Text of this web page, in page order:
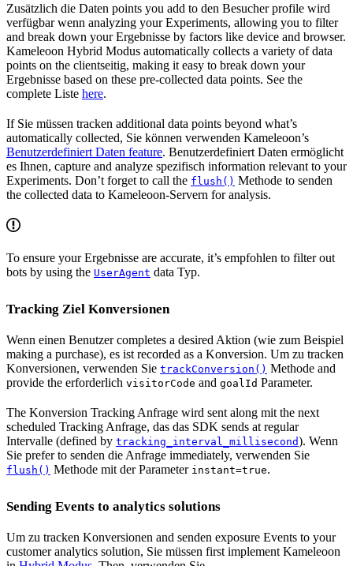
Zusätzlich die Daten points you add to den Besucher profile wird
verfügbar wenn analyzing your Experiments, allowing you to filter
and break down your Ergebnisse by factors like device and browser.
Kameleoon Hybrid Modus automatically collects a variety of data
points on the clientseitig, making it easy to break down your
Ergebnisse based on these pre-collected data points. See the
complete Liste here.
If Sie müssen tracken additional data points beyond what’s
automatically collected, Sie können verwenden Kameleoon’s
Benutzerdefiniert Daten feature. Benutzerdefiniert Daten ermöglicht
es Ihnen, capture and analyze spezifisch information relevant to your
Experiments. Don’t forget to call the flush() Methode to senden
the collected data to Kameleoon-Servern for analysis.
To ensure your Ergebnisse are accurate, it’s empfohlen to filter out
bots by using the UserAgent data Typ.
Tracking Ziel Konversionen
Wenn einen Benutzer completes a desired Aktion (wie zum Beispiel
making a purchase), es ist recorded as a Konversion. Um zu tracken
Konversionen, verwenden Sie trackConversion() Methode and
provide the erforderlich visitorCode and goalId Parameter.
The Konversion Tracking Anfrage wird sent along mit the next
scheduled Tracking Anfrage, das das SDK sends at regular
Intervalle (defined by tracking_interval_millisecond). Wenn
Sie prefer to senden die Anfrage immediately, verwenden Sie
flush() Methode mit der Parameter instant=true.
Sending Events to analytics solutions
Um zu tracken Konversionen and senden exposure Events to your
customer analytics solution, Sie müssen first implement Kameleoon